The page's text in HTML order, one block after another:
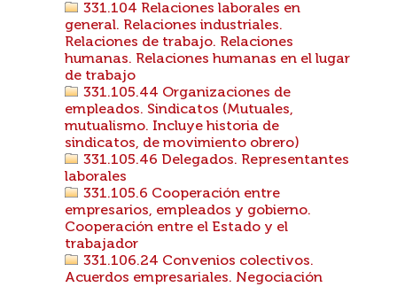
331.104 Relaciones laborales en
general. Relaciones industriales.
Relaciones de trabajo. Relaciones
humanas. Relaciones humanas en el lugar
de trabajo
331.105.44 Organizaciones de
empleados. Sindicatos (Mutuales,
mutualismo. Incluye historia de
sindicatos, de movimiento obrero)
331.105.46 Delegados. Representantes
laborales
331.105.6 Cooperación entre
empresarios, empleados y gobierno.
Cooperación entre el Estado y el
trabajador
331.106.24 Convenios colectivos.
Acuerdos empresariales. Negociación